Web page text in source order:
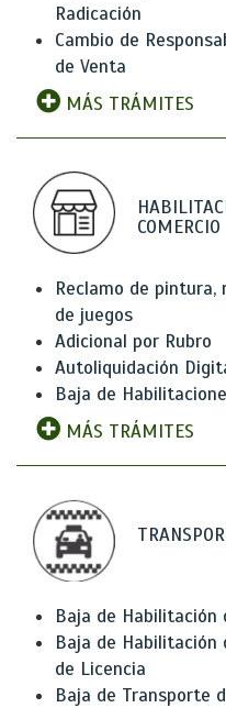
Radicación
Cambio de
de Venta
MÁS TRÁMITES
COMERCIO
Reclamo de
de juegos
Adicional por Rubro
Autoliquidación
Baja de
MÁS TRÁMITES
Baja de Habilitación
Baja de Habilitación
de Licencia
Baja de Transporte